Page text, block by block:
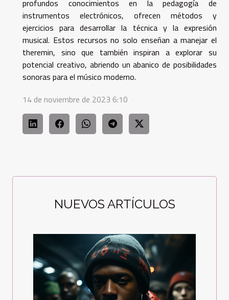
NUEVOS ARTÍCULOS
profundos conocimientos en la pedagogía de
instrumentos electrónicos, ofrecen métodos y
ejercicios para desarrollar la técnica y la expresión
musical. Estos recursos no solo enseñan a manejar el
theremin, sino que también inspiran a explorar su
potencial creativo, abriendo un abanico de posibilidades
sonoras para el músico moderno.
14 de noviembre de 2023 6:10